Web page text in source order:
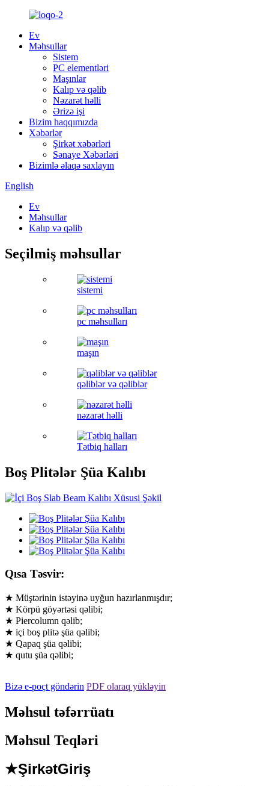
Ev
Məhsullar
Sistem
PC elementləri
Maşınlar
Kalıp və qəlib
Nəzarət həlli
Ərizə işi
Bizim haqqımızda
Xəbərlər
Şirkət xəbərləri
Sənaye Xəbərləri
Bizimlə əlaqə saxlayın
English
Ev
Məhsullar
Kalıp və qəlib
Seçilmiş məhsullar
sistemi
pc məhsulları
maşın
qəliblər və qəliblər
nəzarət həlli
Tətbiq halları
Boş Plitələr Şüa Kalıbı
Qısa Təsvir:
★ Müştərinin istəyinə uyğun hazırlanmışdır;
★ Körpü göyərtəsi qəlibi;
★ Piercolumn qəlib;
★ içi boş plitə şüa qəlibi;
★ Qapaq şüa qəlibi;
★ qutu şüa qəlibi;
Bizə e-poçt göndərin PDF olaraq yükləyin
Məhsul təfərrüatı
Məhsul Teqləri
★ŞirkətGiriş